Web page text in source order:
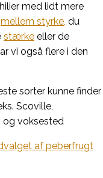
med lidt mere
mellem styrke, du
stærke eller de
vi også flere i den
sorter kunne finder
Scoville,
og voksested
af peberfrugt